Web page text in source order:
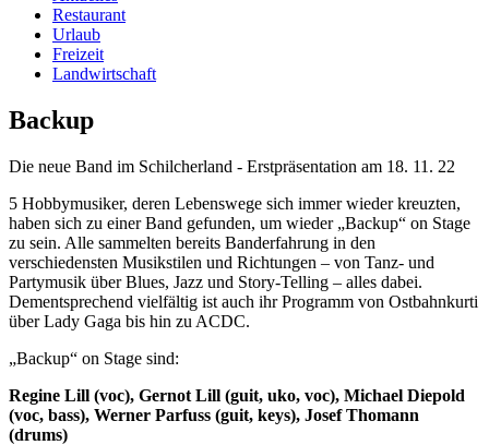
Restaurant
Urlaub
Freizeit
Landwirtschaft
Backup
Die neue Band im Schilcherland - Erstpräsentation am 18. 11. 22
5 Hobbymusiker, deren Lebenswege sich immer wieder kreuzten,
haben sich zu einer Band gefunden, um wieder „Backup“ on Stage
zu sein. Alle sammelten bereits Banderfahrung in den
verschiedensten Musikstilen und Richtungen – von Tanz- und
Partymusik über Blues, Jazz und Story-Telling – alles dabei.
Dementsprechend vielfältig ist auch ihr Programm von Ostbahnkurti
über Lady Gaga bis hin zu ACDC.
„Backup“ on Stage sind:
Regine Lill (voc), Gernot Lill (guit, uko, voc), Michael Diepold
(voc, bass), Werner Parfuss (guit, keys), Josef Thomann
(drums)